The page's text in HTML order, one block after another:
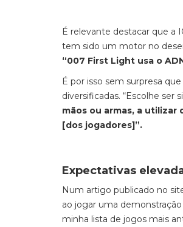
É relevante destacar que a
tem sido um motor no
“007 First Light usa o
É por isso sem surpresa
diversificadas. “Escolhe ser
mãos ou armas, a utilizar
[dos jogadores]”.
Expectativas
Num artigo publicado no
ao jogar uma
minha lista de jogos mais